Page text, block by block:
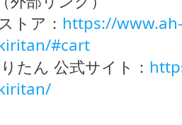
トア： https://www.ah-
#cart
たん 公式サイト：